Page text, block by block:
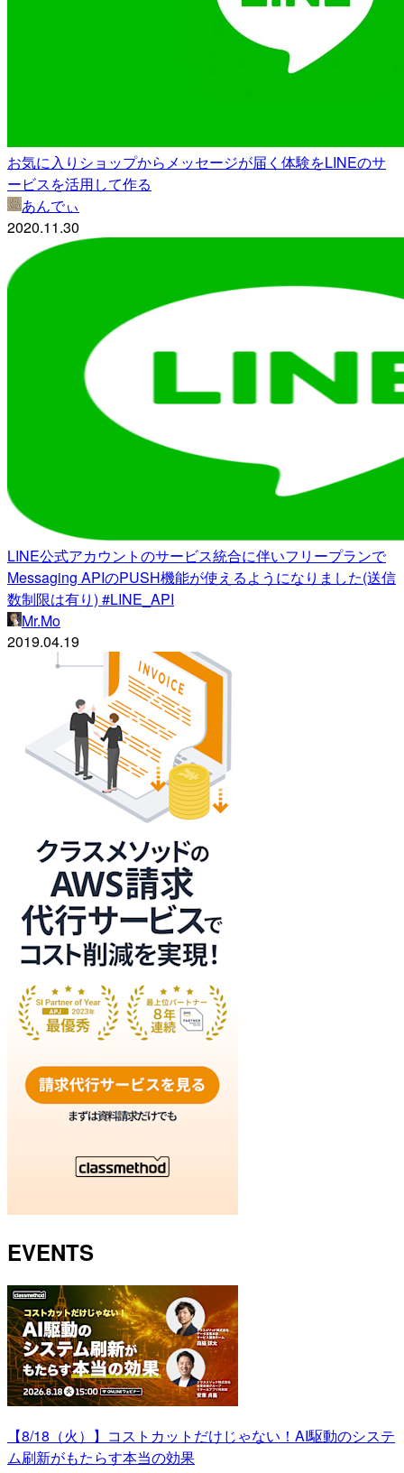
お気に入りショップからメッセージが届く体験をLINEのサ
ービスを活用して作る
あんでぃ
2020.11.30
LINE公式アカウントのサービス統合に伴いフリープランで
Messaging APIのPUSH機能が使えるようになりました(送信
数制限は有り) #LINE_API
Mr.Mo
2019.04.19
EVENTS
【8/18（火）】コストカットだけじゃない！AI駆動のシステ
ム刷新がもたらす本当の効果